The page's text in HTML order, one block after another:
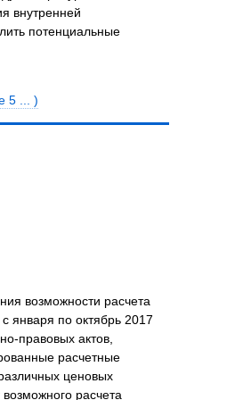
внутренней
потенциальные
5 ... )
возможности расчета
января по октябрь 2017
правовых актов,
расчетные
ценовых
расчета